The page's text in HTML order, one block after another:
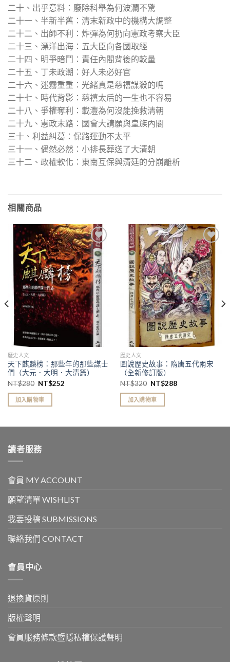
二十、出乎意料：廢除科舉為何波瀾不驚
二十一、半新半舊：清末新政中的機構大調整
二十二、出師不利：炸彈為何扔向憲政考察大臣
二十三、漂洋出海：五大臣向各國取經
二十四、明爭暗鬥：責任內閣背後的較量
二十五、丁未政潮：好人未必好官
二十六、迷霧重重：光緒真是慈禧謀殺的嗎
二十七、時代背影：慈禧太后的一生也不容易
二十八、爭權奪利：載灃為何沒能挽救清朝
二十九、憲政末路：國會大請願與皇族內閣
三十、利益糾葛：保路運動不太平
三十一、偶然必然：小排長葬送了大清朝
三十二、政權軟化：東南互保與清廷的分崩離析
相關商品
加入
「願
望清
單」
歷史人文
天下麒麟榜：那些年的那些謀士
們（大元．大明．大清篇）
NT$280 NT$252
加入購物車
加入
「願
望清
單」
歷史人文
圖說歷史故事：隋唐五代兩宋
（全新修訂版）
NT$320 NT$288
加入購物車
讀者服務
會員 MY ACCOUNT
願望清單 WISHLIST
我要投稿 SUBMISSIONS
聯絡我們 CONTACT
會員中心
退換貨原則
版權聲明
會員服務條款暨隱私權保護聲明